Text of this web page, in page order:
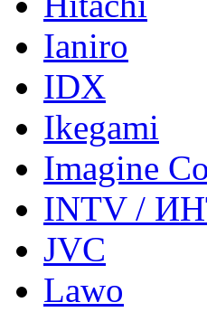
Ianiro
IDX
Ikegami
Imagine
INTV /
JVC
Lawo